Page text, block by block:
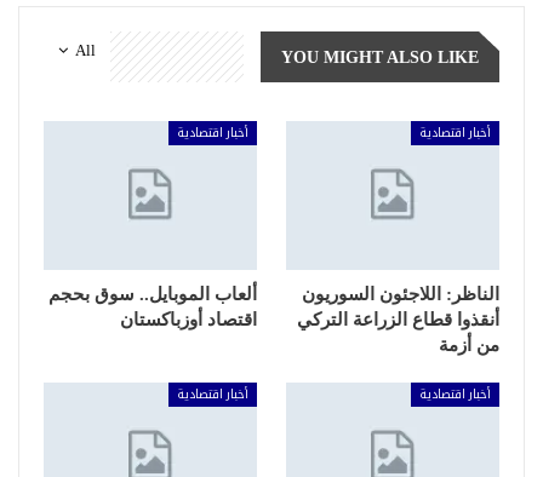
All YOU MIGHT ALSO LIKE
أخبار اقتصادية
الناظر: اللاجئون السوريون
أنقذوا قطاع الزراعة التركي
من أزمة
أخبار اقتصادية
ألعاب الموبايل.. سوق بحجم
اقتصاد أوزباكستان
أخبار اقتصادية أخبار اقتصادية